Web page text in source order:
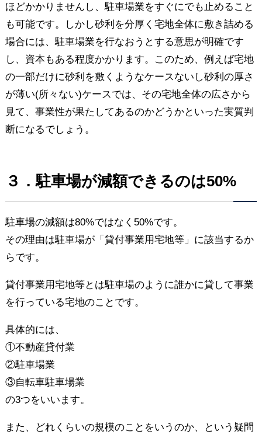
ほどかかりませんし、駐車場業をすぐにでも止めること
も可能です。しかし砂利を分厚く宅地全体に敷き詰める
場合には、駐車場業を行なおうとする意思が明確です
し、資本もある程度かかります。このため、例えば宅地
の一部だけに砂利を敷くようなケースないし砂利の厚さ
が薄い(所々ない)ケースでは、その宅地全体の広さから
見て、事業性が果たしてあるのかどうかといった実質判
断になるでしょう。
３．駐車場が減額できるのは50%
駐車場の減額は80%ではなく50%です。
その理由は駐車場が「貸付事業用宅地等」に該当するか
らです。
貸付事業用宅地等とは駐車場のように誰かに貸して事業
を行っている宅地のことです。
具体的には、
①不動産貸付業
②駐車場業
③自転車駐車場業
の3つをいいます。
また、どれくらいの規模のことをいうのか、という疑問